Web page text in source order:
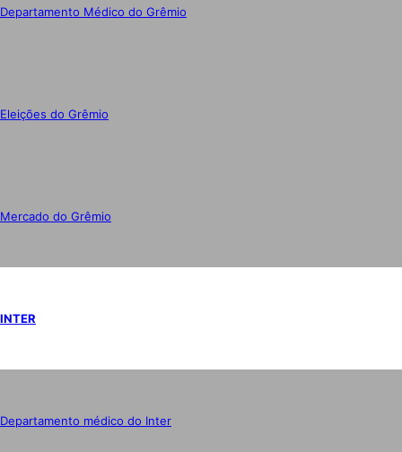
Departamento Médico do Grêmio
Eleições do Grêmio
Mercado do Grêmio
INTER
Departamento médico do Inter